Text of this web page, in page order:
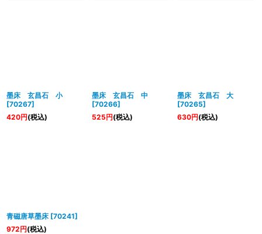
墨床 玄昌石 小
[70267]
420円(税込)
墨床 玄昌石 中
[70266]
525円(税込)
墨床 玄昌石 大
[70265]
630円(税込)
青磁唐草墨床 [70241]
972円(税込)